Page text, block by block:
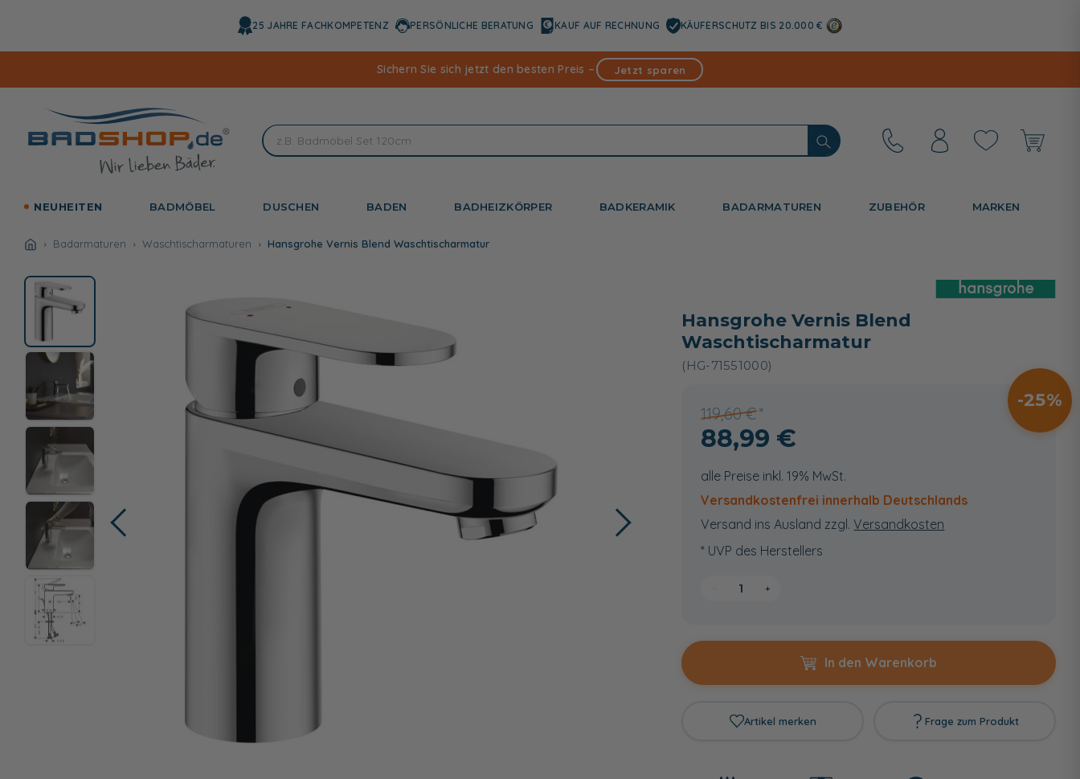
25 JAHRE FACHKOMPETENZ PERSÖNLICHE BERATUNG KAUF AUF RECHNUNG KÄUFERSCHUTZ BIS 20.000 €
Sichern Sie sich jetzt den besten Preis – Jetzt sparen
NEUHEITEN BADMÖBEL DUSCHEN BADEN BADHEIZKÖRPER BADKERAMIK BADARMATUREN ZUBEHÖR MARKEN
Badarmaturen Waschtischarmaturen Hansgrohe Vernis Blend Waschtischarmatur
Hansgrohe Vernis Blend
Waschtischarmatur
(HG-71551000)
119,60 €
25
88,99 €
alle Preise inkl. 19% MwSt.
Versandkostenfrei innerhalb Deutschlands
Versand ins Ausland zzgl.Versandkosten
* UVP des Herstellers
+
In den Warenkorb
Artikel merken Frage zum Produkt